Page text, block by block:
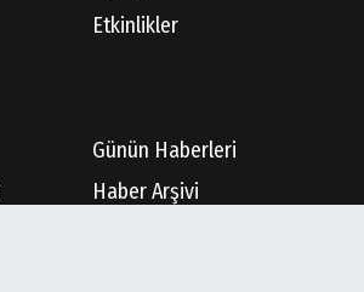
Etkinlikler
Günün Haberleri
Haber Arşivi